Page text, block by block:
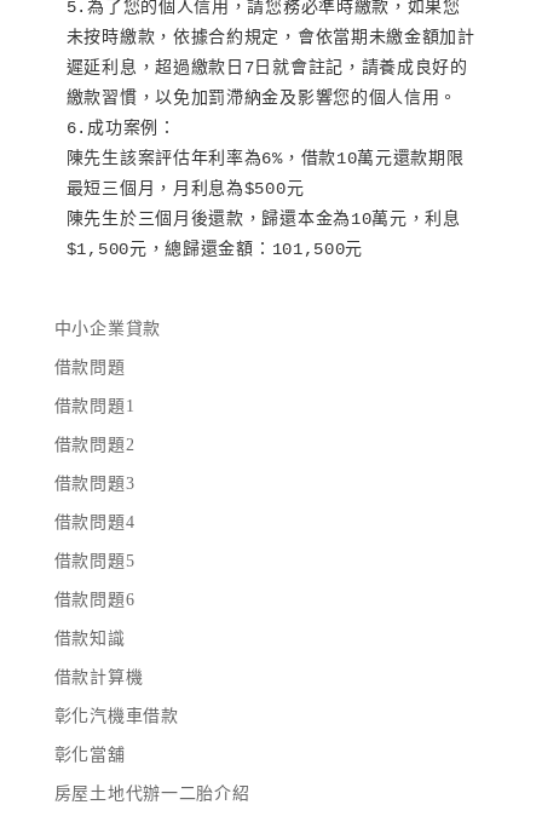
5.為了您的個人信用，請您務必準時繳款，如果您
未按時繳款，依據合約規定，會依當期未繳金額加計
遲延利息，超過繳款日7日就會註記，請養成良好的
繳款習慣，以免加罰滯納金及影響您的個人信用。
6.成功案例：
陳先生該案評估年利率為6%，借款10萬元還款期限
最短三個月，月利息為$500元
陳先生於三個月後還款，歸還本金為10萬元，利息
$1,500元，總歸還金額：101,500元
中小企業貸款
借款問題
借款問題1
借款問題2
借款問題3
借款問題4
借款問題5
借款問題6
借款知識
借款計算機
彰化汽機車借款
彰化當舖
房屋土地代辦一二胎介紹